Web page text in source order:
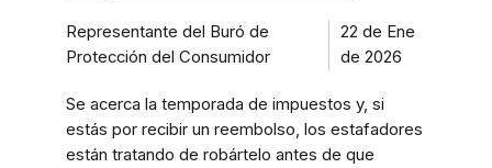
Representante del Buró de
Protección del Consumidor
22 de Ene
de 2026
Se acerca la temporada de impuestos y, si
estás por recibir un reembolso, los estafadores
están tratando de robártelo antes de que